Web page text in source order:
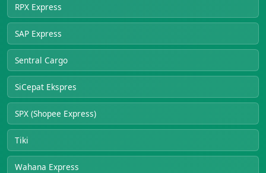
RPX Express
SAP Express
Sentral Cargo
SiCepat Ekspres
SPX (Shopee Express)
Tiki
Wahana Express